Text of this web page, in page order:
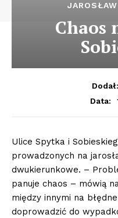
JAROSŁAW
Chaos
Dodał:
Data:
Ulice Spytka i
prowadzonych na
dwukierunkowe. –
panuje chaos – mówią
między innymi na
doprowadzić do